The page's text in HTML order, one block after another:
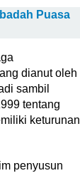
Puasa
dianut oleh
sambil
tentang
keturunan
penyusun